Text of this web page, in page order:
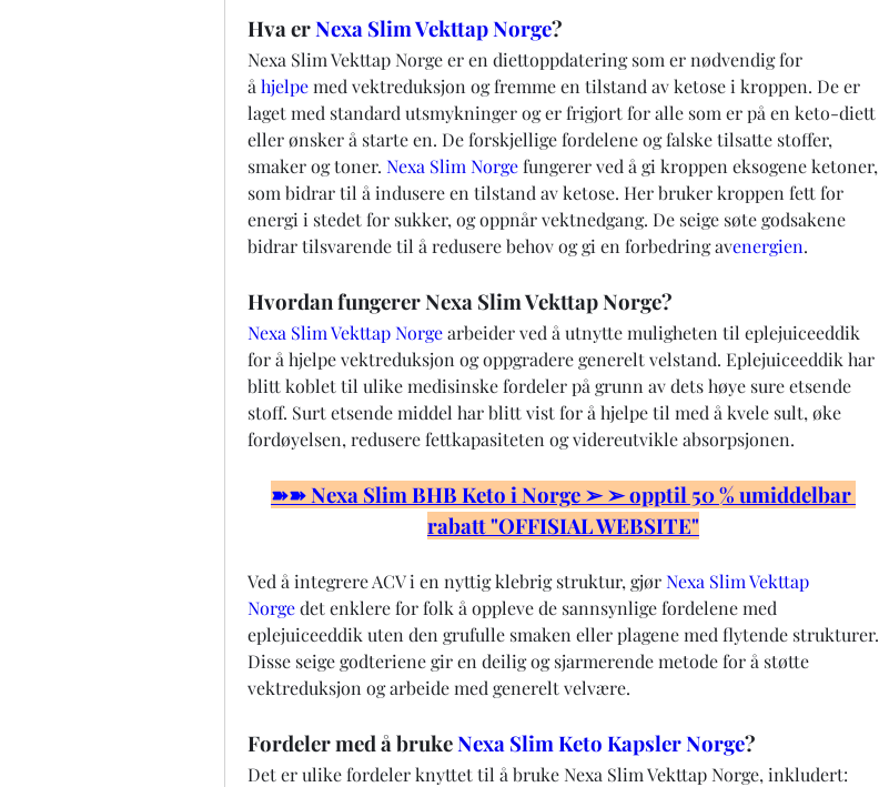
Hva er Nexa Slim Vekttap Norge?
Nexa Slim Vekttap Norge er en diettoppdatering som er nødvendig for
å hjelpe med vektreduksjon og fremme en tilstand av ketose i kroppen. De er
laget med standard utsmykninger og er frigjort for alle som er på en keto-diett
eller ønsker å starte en. De forskjellige fordelene og falske tilsatte stoffer,
smaker og toner.‍ Nexa Slim Norge fungerer ved å gi kroppen eksogene ketoner,
som bidrar til å indusere en tilstand av ketose. Her bruker kroppen fett for
energi i stedet for sukker, og oppnår vektnedgang. De seige søte godsakene
bidrar tilsvarende til å redusere behov og gi en forbedring avenergien.
Hvordan fungerer Nexa Slim Vekttap Norge?
Nexa Slim Vekttap Norge arbeider ved å utnytte muligheten til eplejuiceeddik
for å hjelpe vektreduksjon og oppgradere generelt velstand. Eplejuiceeddik har
blitt koblet til ulike medisinske fordeler på grunn av dets høye sure etsende
stoff. Surt etsende middel har blitt vist for å hjelpe til med å kvele sult, øke
fordøyelsen, redusere fettkapasiteten og videreutvikle absorpsjonen.
➽➽ Nexa Slim BHB Keto i Norge ➢ ➢ opptil 50 % umiddelbar
rabatt "OFFISIAL WEBSITE"
Ved å integrere ACV i en nyttig klebrig struktur, gjør Nexa Slim Vekttap
Norge det enklere for folk å oppleve de sannsynlige fordelene med
eplejuiceeddik uten den grufulle smaken eller plagene med flytende strukturer.
Disse seige godteriene gir en deilig og sjarmerende metode for å støtte
vektreduksjon og arbeide med generelt velvære.
Fordeler med å bruke Nexa Slim Keto Kapsler Norge?
Det er ulike fordeler knyttet til å bruke Nexa Slim Vekttap Norge, inkludert: